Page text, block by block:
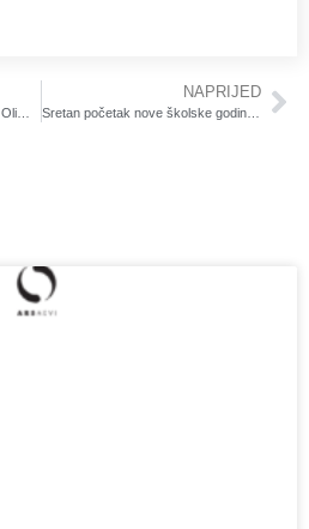
NAPRIJED
Sretan početak nove školske godine svim đacima žele Olimpijski muzej i BH Telecom